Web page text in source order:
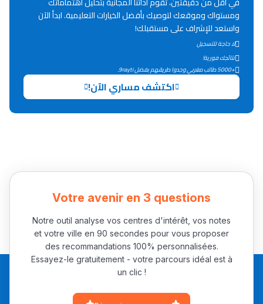
Lycée Maroc
Collège au Maroc
Interviews/Vidéos
+ de 89 Interviews/Vidéos
دليل المهن
ومستواك وموقعك لتوصيك بأفضل الخيارات التعليمية. ابدأ الآن
واستعد للإشراف على مستقبلك!
لا حاجة للتسجيل
نتائجك فورية!
+5000 طالب مغربي وجدوا طريقهم بفضل 9rayti.
اكتشف مساري الآن!
Votre avenir en 3 questions
Notre outil analyse vos centres d'intérêt, vos notes
et votre ville en 90 secondes pour vous proposer
des recommandations 100% personnalisées.
Essayez-le gratuitement - votre parcours idéal est à
un clic !